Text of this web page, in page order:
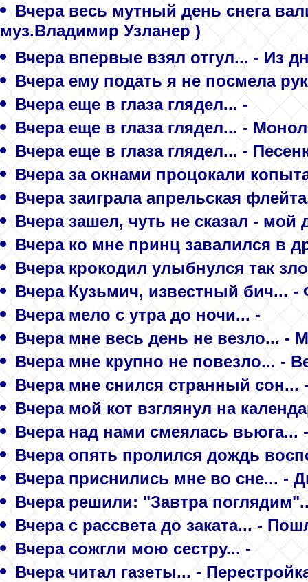
Вчера весь мутный день снега
муз.Владимир Узланер )
Вчера впервые взял отгул... - Из
Вчера ему подать я не посмела
Вчера еще в глаза глядел... -
Вчера еще в глаза глядел... -
Вчера еще в глаза глядел... -
Вчера за окнами процокали
Вчера заиграла апрельская
Вчера зашел, чуть не сказал - мой
Вчера ко мне принц завалился в
Вчера крокодил улыбнулся так
Вчера Кузьмич, известный бич... -
Вчера мело с утра до ночи... -
Вчера мне весь день не везло... -
Вчера мне крупно не повезло... -
Вчера мне снился странный сон...
Вчера мой кот взглянул на
Вчера над нами смеялась вьюга... -
Вчера опять пролился дождь
Вчера приснились мне во сне... -
Вчера решили: "Завтра
Вчера с рассвета до заката... -
Вчера сожгли мою сестру... -
Вчера читал газеты... -